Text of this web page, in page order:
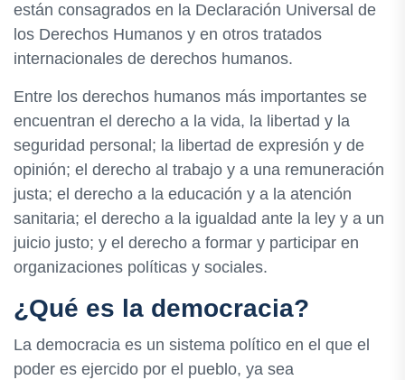
están consagrados en la Declaración Universal de
los Derechos Humanos y en otros tratados
internacionales de derechos humanos.
Entre los derechos humanos más importantes se
encuentran el derecho a la vida, la libertad y la
seguridad personal; la libertad de expresión y de
opinión; el derecho al trabajo y a una remuneración
justa; el derecho a la educación y a la atención
sanitaria; el derecho a la igualdad ante la ley y a un
juicio justo; y el derecho a formar y participar en
organizaciones políticas y sociales.
¿Qué es la democracia?
La democracia es un sistema político en el que el
poder es ejercido por el pueblo, ya sea